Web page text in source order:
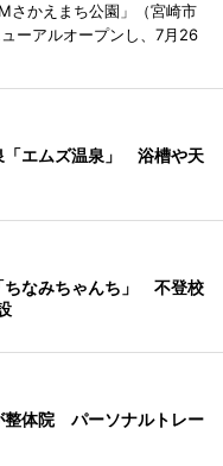
さかえまち公園」（宮崎市
ーアルオープンし、7月26
「エムズ温泉」 浴槽や天
ちなみちゃんち」 不登校
整体院 パーソナルトレー